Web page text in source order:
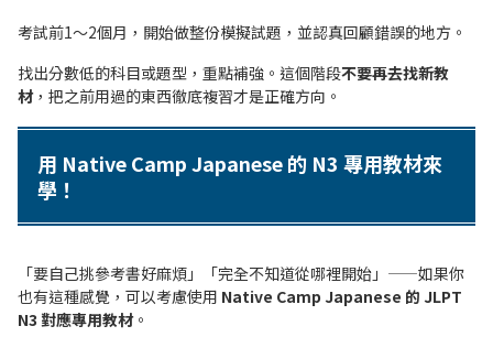
考試前1〜2個月，開始做整份模擬試題，並認真回顧錯誤的地方。
找出分數低的科目或題型，重點補強。這個階段不要再去找新教
材，把之前用過的東西徹底複習才是正確方向。
用 Native Camp Japanese 的 N3 專用教材來
學！
「要自己挑參考書好麻煩」「完全不知道從哪裡開始」——如果你
也有這種感覺，可以考慮使用 Native Camp Japanese 的 JLPT
N3 對應專用教材。